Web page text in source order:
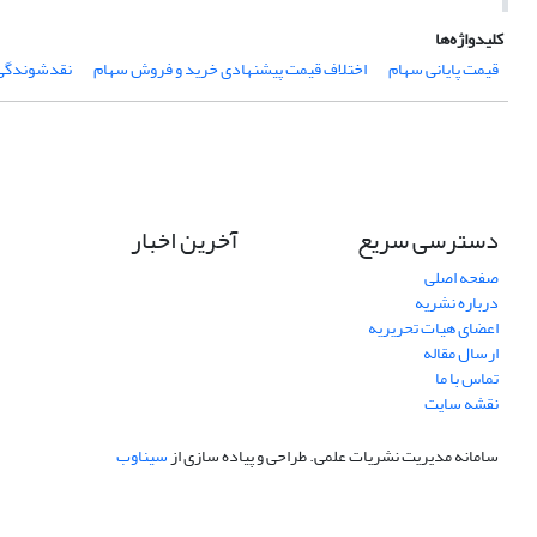
کلیدواژه‌ها
قیمت پایانی سهام
اختلاف قیمت پیشنهادی خرید و فروش سهام
دسترسی سریع
صفحه اصلی
درباره نشریه
اعضای هیات تحریریه
ارسال مقاله
تماس با ما
نقشه سایت
آخرین اخبار
سامانه مدیریت نشریات علمی.طراحی و پیاده سازی ازسیناوب